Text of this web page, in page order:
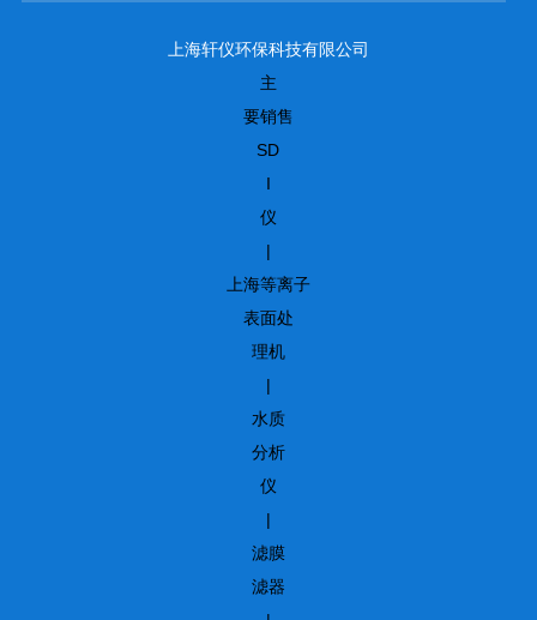
上海轩仪环保科技有限公司
主
要销售
SD
I
仪
|
上海等离子
表面处
理机
|
水质
分析
仪
|
滤膜
滤器